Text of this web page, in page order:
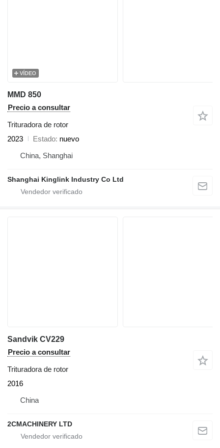
VÍDEO
MMD 850
Precio a consultar
Trituradora de rotor
2023
Estado nuevo
China, Shanghai
Shanghai Kinglink Industry Co Ltd
Sandvik CV229
Precio a consultar
Trituradora de rotor
2016
China
2CMACHINERY LTD